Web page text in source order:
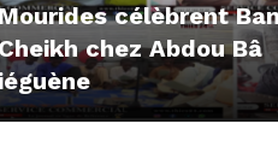
célèbrent
chez Abdou Bâ